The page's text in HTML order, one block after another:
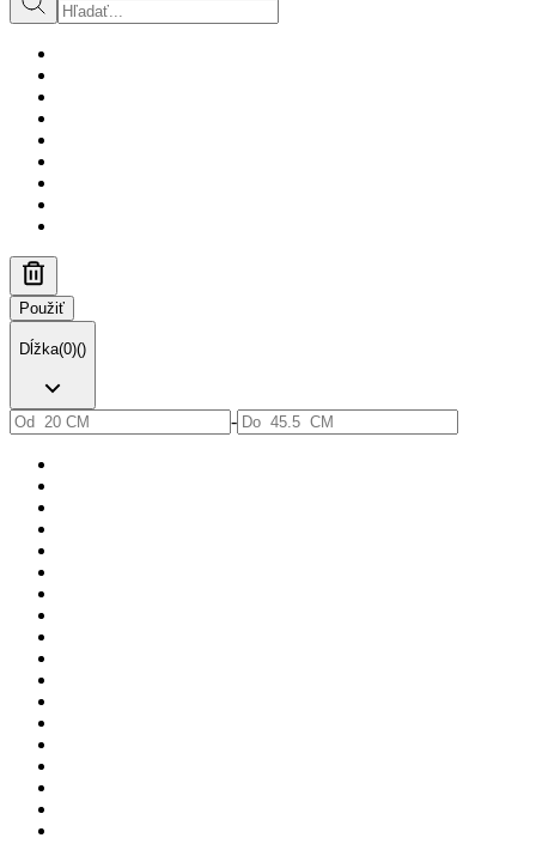
Použiť
Dĺžka(0)()
-